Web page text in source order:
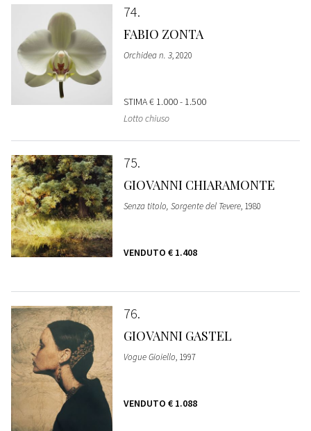
74
FABIO ZONTA
Orchidea n. 3, 2020
STIMA€ 1.000 - 1.500
Lotto chiuso
75
GIOVANNI CHIARAMONTE
Senza titolo, Sorgente del Tevere, 1980
VENDUTO € 1.408
76
GIOVANNI GASTEL
Vogue Gioiello, 1997
VENDUTO € 1.088